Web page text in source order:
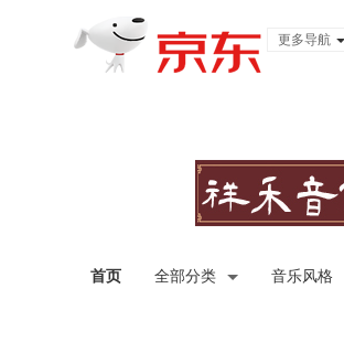
更多导航
首页 全部分类 音乐风格